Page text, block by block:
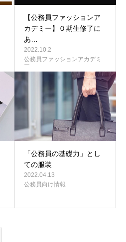
【公務員ファッションア
カデミー】０期生修了に
あ…
2022.10.2
公務員ファッションアカデミ
ー
「公務員の基礎力」とし
ての服装
2022.04.13
公務員向け情報